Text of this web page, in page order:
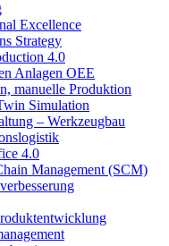
Excellence
Strategy
4.0
Anlagen OEE
manuelle Produktion
Simulation
– Werkzeugbau
4.0
Management (SCM)